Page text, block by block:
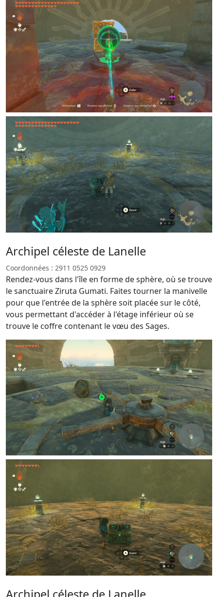
Archipel céleste de Lanelle
Coordonnées : 2911 0525 0929
Rendez-vous dans l'île en forme de sphère, où se trouve
le sanctuaire Ziruta Gumati. Faites tourner la manivelle
pour que l'entrée de la sphère soit placée sur le côté,
vous permettant d'accéder à l'étage inférieur où se
trouve le coffre contenant le vœu des Sages.